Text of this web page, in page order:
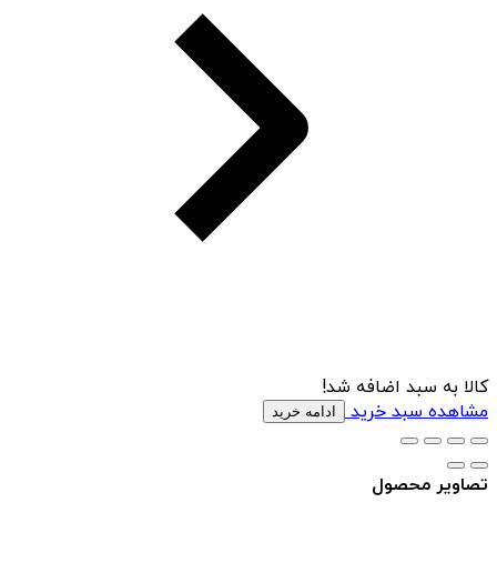
کالا به سبد اضافه شد!
مشاهده سبد خرید
ادامه خرید
تصاویر محصول